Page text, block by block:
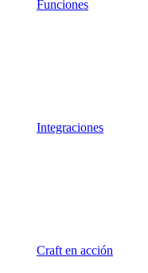
Funciones
Integraciones
Craft en acción